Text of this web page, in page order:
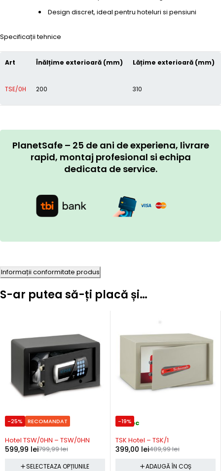
Design discret, ideal pentru hoteluri si pensiuni
Specificații tehnice
Art Înălțime exterioară (mm) Lățime exterioară (mm)
TSE/0H 200 310
PlanetSafe – 25 de ani de experiena, livrare
rapid, montaj profesional si echipa
dedicata de service.
Informații conformitate produs
S-ar putea să-ți placă și…
-25% RECOMANDAT
In stoc
Hotel TSW/0HN – TSW/0HN
799,99lei
599,99 lei
SELECTEAZA OPȚIUNILE
-19%
In stoc
TSK Hotel – TSK/1
489,99lei
399,00 lei
ADAUGĂ ÎN COȘ